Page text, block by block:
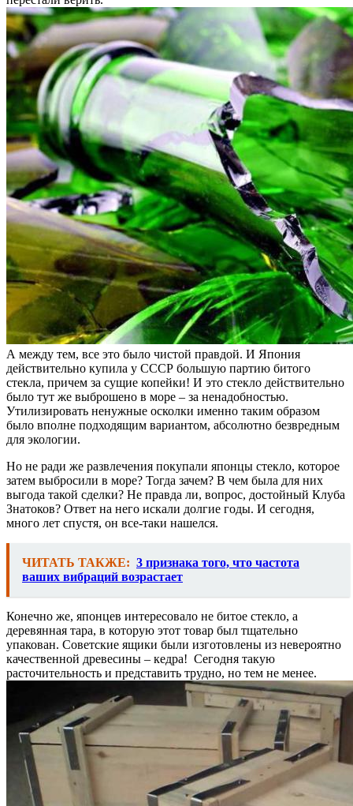
А между тем, все это было чистой правдой. И Япония
действительно купила у СССР большую партию битого
стекла, причем за сущие копейки! И это стекло действительно
было тут же выброшено в море – за ненадобностью.
Утилизировать ненужные осколки именно таким образом
было вполне подходящим вариантом, абсолютно безвредным
для экологии.
Но не ради же развлечения покупали японцы стекло, которое
затем выбросили в море? Тогда зачем? В чем была для них
выгода такой сделки? Не правда ли, вопрос, достойный Клуба
Знатоков? Ответ на него искали долгие годы. И сегодня,
много лет спустя, он все-таки нашелся.
ЧИТАТЬ ТАКЖЕ: 3 признака того, что частота
ваших вибраций возрастает
Конечно же, японцев интересовало не битое стекло, а
деревянная тара, в которую этот товар был тщательно
упакован. Советские ящики были изготовлены из невероятно
качественной древесины – кедра! Сегодня такую
расточительность и представить трудно, но тем не менее.